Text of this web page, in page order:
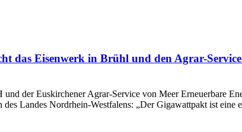
das Eisenwerk in Brühl und den Agrar-
der Euskirchener Agrar-Service von Meer Erneuerbare
Landes Nordrhein-Westfalens: „Der Gigawattpakt ist eine